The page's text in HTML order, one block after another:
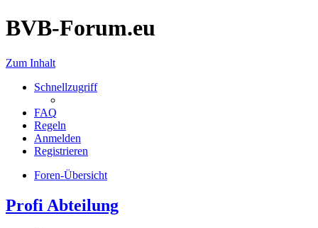
BVB-Forum.eu
Zum Inhalt
Schnellzugriff
FAQ
Regeln
Anmelden
Registrieren
Foren-Übersicht
Profi Abteilung